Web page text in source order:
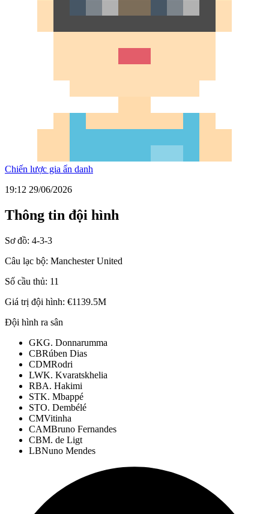
Chiến lược gia ẩn danh
19:12 29/06/2026
Thông tin đội hình
Sơ đồ: 4-3-3
Câu lạc bộ: Manchester United
Số cầu thủ: 11
Giá trị đội hình: €1139.5M
Đội hình ra sân
GKG. Donnarumma
CBRúben Dias
CDMRodri
LWK. Kvaratskhelia
RBA. Hakimi
STK. Mbappé
STO. Dembélé
CMVitinha
CAMBruno Fernandes
CBM. de Ligt
LBNuno Mendes